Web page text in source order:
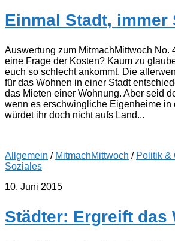
Einmal Stadt, immer
Auswertung zum MitmachMittwoch No.
eine Frage der Kosten? Kaum zu
euch so schlecht ankommt. Die
für das Wohnen in einer Stadt
das Mieten einer Wohnung. Aber seid
wenn es erschwingliche Eigenheime in
würdet ihr doch nicht aufs Land...
Allgemein / MitmachMittwoch / Politik &
Soziales
10. Juni 2015
Städter: Ergreift das